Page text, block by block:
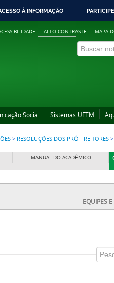
À INFORMAÇÃO PARTICIPE
ALTO CONTRASTE MAPA
Social Sistemas UFTM
> RESOLUÇÕES DOS PRÓ - REITORES >
MANUAL DO ACADÊMICO
EQUIPES